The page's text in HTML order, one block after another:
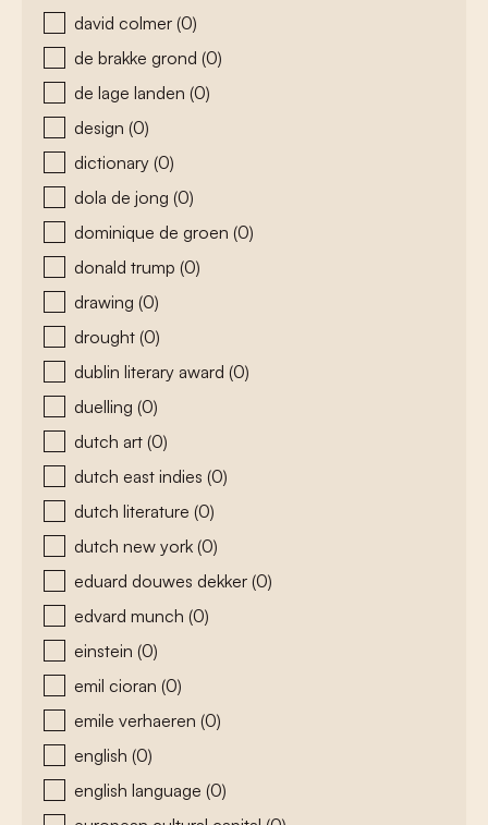
david colmer (0)
de brakke grond (0)
de lage landen (0)
design (0)
dictionary (0)
dola de jong (0)
dominique de groen (0)
donald trump (0)
drawing (0)
drought (0)
dublin literary award (0)
duelling (0)
dutch art (0)
dutch east indies (0)
dutch literature (0)
dutch new york (0)
eduard douwes dekker (0)
edvard munch (0)
einstein (0)
emil cioran (0)
emile verhaeren (0)
english (0)
english language (0)